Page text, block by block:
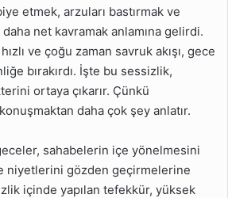
etmek, arzuları bastırmak ve
net kavramak anlamına gelirdi.
ve çoğu zaman savruk akışı, gece
bırakırdı. İşte bu sessizlik,
ortaya çıkarır. Çünkü
daha çok şey anlatır.
sahabelerin içe yönelmesini
niyetlerini gözden geçirmelerine
içinde yapılan tefekkür, yüksek